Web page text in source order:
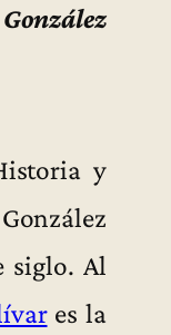
y
siglo. Al
es la